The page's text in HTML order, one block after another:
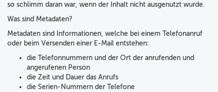
so schlimm daran war, wenn der Inhalt nicht ausgenutzt wurde.
Was sind Metadaten?
Metadaten sind Informationen, welche bei einem Telefonanruf
oder beim Versenden einer E-Mail entstehen:
die Telefonnummern und der Ort der anrufenden und
angerufenen Person
die Zeit und Dauer das Anrufs
die Serien-Nummern der Telefone